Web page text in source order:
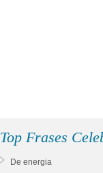
Top Frases
De energia